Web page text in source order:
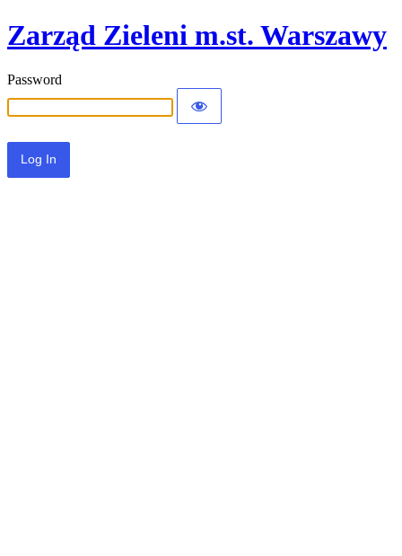
Zarząd Zieleni m.st. Warszawy
Password